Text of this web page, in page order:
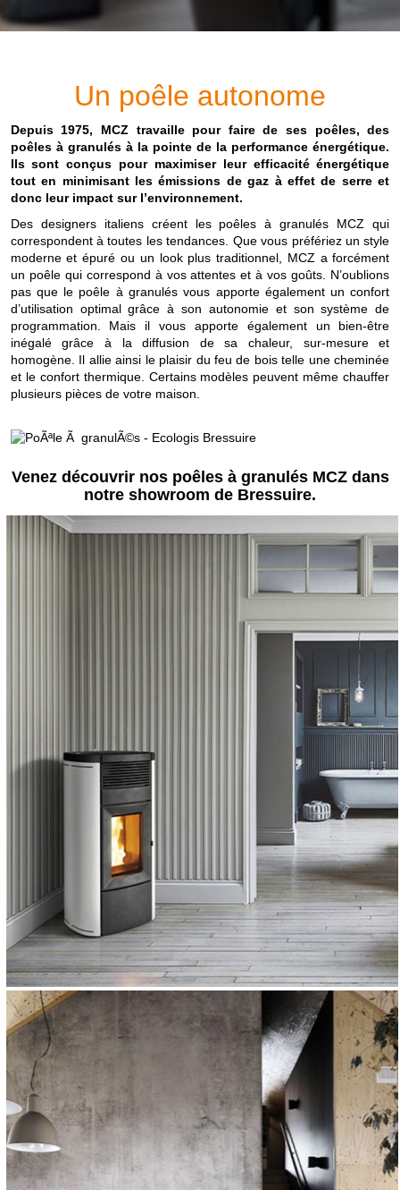
Un poêle autonome
Depuis 1975, MCZ travaille pour faire de ses poêles, des
poêles à granulés à la pointe de la performance énergétique.
Ils sont conçus pour maximiser leur efficacité énergétique
tout en minimisant les émissions de gaz à effet de serre et
donc leur impact sur l’environnement.
Des designers italiens créent les poêles à granulés MCZ qui
correspondent à toutes les tendances. Que vous préfériez un style
moderne et épuré ou un look plus traditionnel, MCZ a forcément
un poêle qui correspond à vos attentes et à vos goûts. N’oublions
pas que le poêle à granulés vous apporte également un confort
d’utilisation optimal grâce à son autonomie et son système de
programmation. Mais il vous apporte également un bien-être
inégalé grâce à la diffusion de sa chaleur, sur-mesure et
homogène. Il allie ainsi le plaisir du feu de bois telle une cheminée
et le confort thermique. Certains modèles peuvent même chauffer
plusieurs pièces de votre maison.
Venez découvrir nos poêles à granulés MCZ dans
notre showroom de Bressuire.